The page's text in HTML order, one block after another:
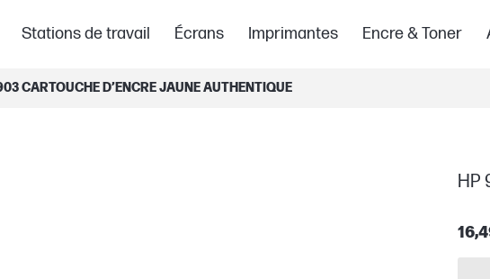
Stations de travail Écrans Imprimantes Encre & Toner
CARTOUCHE D’ENCRE JAUNE AUTHENTIQUE
HP